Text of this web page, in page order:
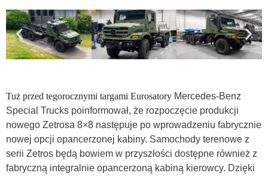
Tuż przed tegorocznymi targami Eurosatory Mercedes-Benz
Special Trucks poinformował, że rozpoczęcie produkcji
nowego Zetrosa 8×8 następuje po wprowadzeniu fabrycznie
nowej opcji opancerzonej kabiny. Samochody terenowe z
serii Zetros będą bowiem w przyszłości dostępne również z
fabryczną integralnie opancerzoną kabiną kierowcy. Dzięki